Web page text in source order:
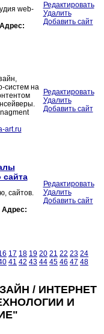
web-
Адрес:
Редактировать
Удалить
Добавить сайт
систем на
art.ru
Редактировать
Удалить
Добавить сайт
сайтов.
Адрес:
Редактировать
Удалить
Добавить сайт
17 18 19 20 21 22 23 24
41 42 43 44 45 46 47 48
/ ИНТЕРНЕТ
И